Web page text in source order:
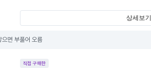
상세보기
으면 부풀어 오름
직접 구매한